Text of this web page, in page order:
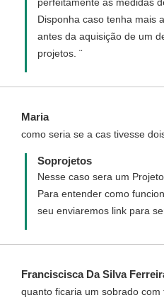
Disponha caso tenha mais
antes da aquisição de um
projetos. ¨
Maria
como seria se a cas tivesse
Soprojetos
Nesse caso sera um
Para entender como
seu enviaremos link para
Franciscisca Da Silva
quanto ficaria um sobrado